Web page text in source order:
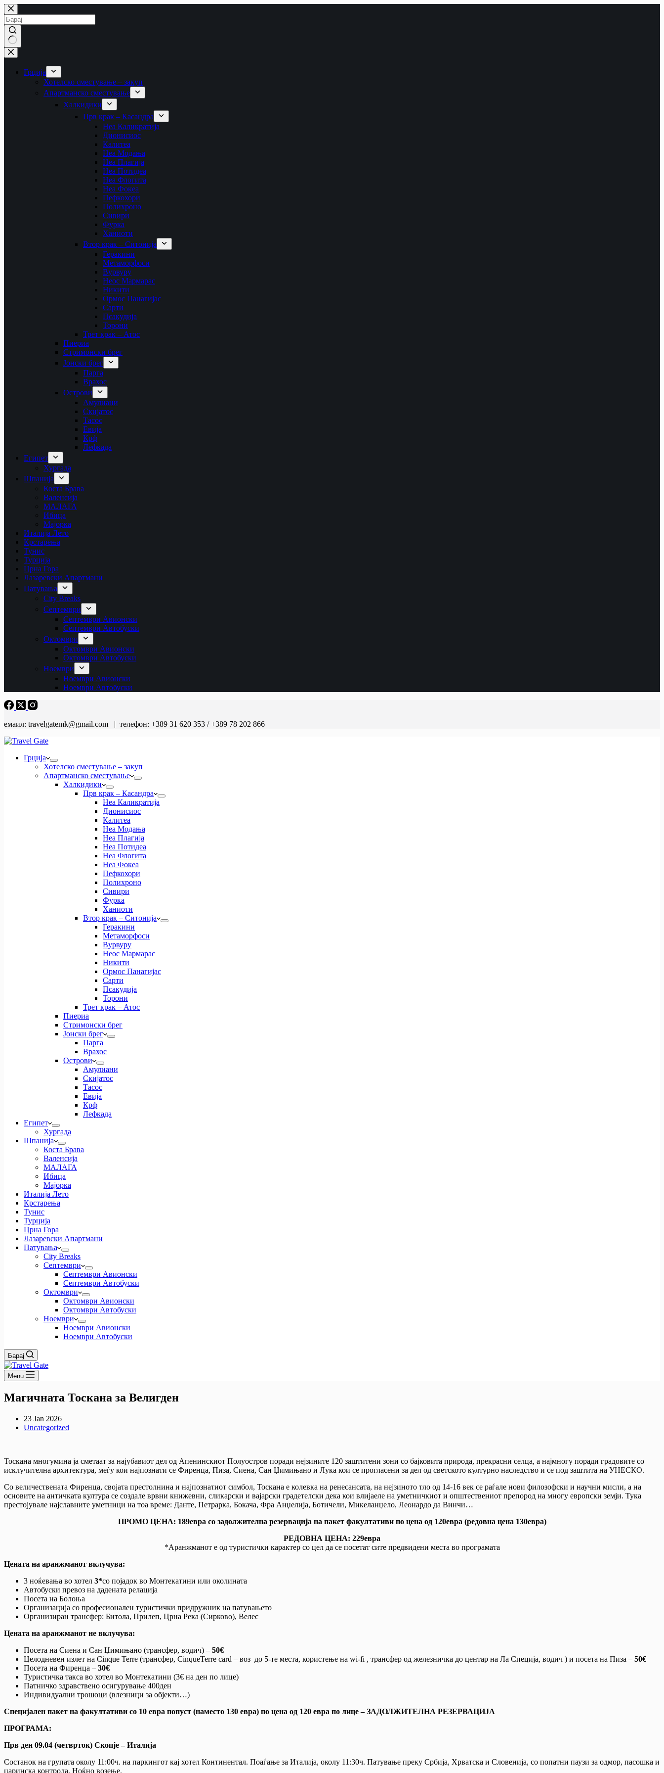
Skip
to
content
No
results
Грција
Хотелско сместување – закуп
Апартманско сместување
Халкидики
Прв крак – Касандра
Неа Каликратија
Дионисиос
Калитеа
Неа Модања
Неа Плагија
Неа Потидеа
Неа Флогита
Неа Фокеа
Пефкохори
Полихроно
Сивири
Фурка
Ханиоти
Втор крак – Ситонија
Геракини
Метаморфоси
Вурвуру
Неос Мармарас
Никити
Ормос Панагијас
Сарти
Псакудија
Торони
Трет крак – Атос
Пиериа
Стримонски брег
Јонски брег
Парга
Врахос
Острови
Амулиани
Скијатос
Тасос
Евија
Крф
Лефкада
Египет
Хургада
Шпанија
Коста Брава
Валенсија
МАЛАГА
Ибица
Мајорка
Италија Лето
Крстарења
Тунис
Турција
Црна Гора
Лазаревски Апартмани
Патувања
City Breaks
Септември
Септември Авионски
Септември Автобуски
Октомври
Октомври Авионски
Октомври Автобуски
Ноември
Ноември Авионски
Ноември Автобуски
емаил: travelgatemk@gmail.com | телефон: +389 31 620 353 / +389 78 202 866
Грција
Хотелско сместување – закуп
Апартманско сместување
Халкидики
Прв крак – Касандра
Неа Каликратија
Дионисиос
Калитеа
Неа Модања
Неа Плагија
Неа Потидеа
Неа Флогита
Неа Фокеа
Пефкохори
Полихроно
Сивири
Фурка
Ханиоти
Втор крак – Ситонија
Геракини
Метаморфоси
Вурвуру
Неос Мармарас
Никити
Ормос Панагијас
Сарти
Псакудија
Торони
Трет крак – Атос
Пиериа
Стримонски брег
Јонски брег
Парга
Врахос
Острови
Амулиани
Скијатос
Тасос
Евија
Крф
Лефкада
Египет
Хургада
Шпанија
Коста Брава
Валенсија
МАЛАГА
Ибица
Мајорка
Италија Лето
Крстарења
Тунис
Турција
Црна Гора
Лазаревски Апартмани
Патувања
City Breaks
Септември
Септември Авионски
Септември Автобуски
Октомври
Октомври Авионски
Октомври Автобуски
Ноември
Ноември Авионски
Ноември Автобуски
Барај
Menu
Магичната Тоскана за Велигден
23 Jan 2026
Uncategorized
Тоскана многумина ја сметаат за најубавиот дел од Апенинскиот Полуостров поради нејзините 120 заштитени зони со бајковита природа, прекрасни селца, а најмногу поради градовите со
исклучителна архитектура, меѓу кои најпознати се Фиренца, Пиза, Сиена, Сан Џимињано и Лука кои се прогласени за дел од светското културно наследство и се под заштита на УНЕСКО.
Со величествената Фиренца, својата престолнина и најпознатиот симбол, Тоскана е колевка на ренесансата, на нејзиното тло од 14-16 век се раѓале нови филозофски и научни мисли, а на
основите на античката култура се создале врвни книжевни, сликарски и вајарски градетелски дека кои влијаеле на уметничкиот и општествениот препород на многу европски земји. Тука
престојувале најславните уметници на тоа време: Данте, Петрарка, Бокача, Фра Анџелија, Ботичели, Микеланџело, Леонардо да Винчи…
ПРОМО ЦЕНА: 189евра со задолжителна резервација на пакет факултативи по цена од 120евра (редовна цена 130евра)
РЕДОВНА ЦЕНА: 229евра
*Аранжманот е од туристички карактер со цел да се посетат сите предвидени места во програмата
Цената на аранжманот вклучува:
3 ноќевања во хотел 3*со појадок во Монтекатини или околината
Автобуски превоз на дадената релација
Посета на Болоња
Организација со професионален туристички придружник на патувањето
Организиран трансфер: Битола, Прилеп, Црна Река (Сирково), Велес
Цената на аранжманот не вклучува:
Посета на Сиена и Сан Џимињано (трансфер, водич) – 50€
Целодневен излет на Cinque Terre (трансфер, CinqueTerre card – воз до 5-те места, користење на wi-fi , трансфер од железничка до центар на Ла Специја, водич ) и посета на Пиза – 50€
Посета на Фиренца – 30€
Туристичка такса во хотел во Монтекатини (3€ на ден по лице)
Патничко здравствено осигурување 400ден
Индивидуални трошоци (влезници за објекти…)
Специјален пакет на факултативи со 10 евра попуст (наместо 130 евра) по цена од 120 евра по лице – ЗАДОЛЖИТЕЛНА РЕЗЕРВАЦИЈА
ПРОГРАМА:
Прв ден 09.04 (четврток) Скопје – Италија
Состанок на групата околу 11:00ч. на паркингот кај хотел Континентал. Поаѓање за Италија, околу 11:30ч. Патување преку Србија, Хрватска и Словенија, со попатни паузи за одмор, пасошка и
царинска контрола. Ноќно возење.